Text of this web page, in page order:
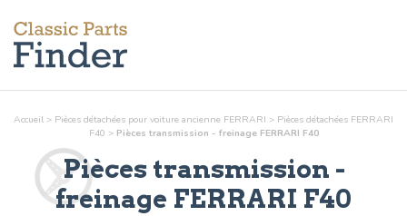
Accueil > Pièces détachées pour voiture ancienne FERRARI > Pièces détachées FERRARI
F40 > Pièces transmission - freinageFERRARI F40
Pièces transmission -
freinage FERRARI F40